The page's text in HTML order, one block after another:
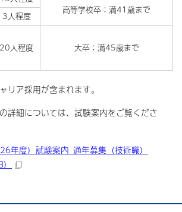
高等学校卒：満41歳まで
3人程度
20人程度 大卒：満45歳まで
リア採用が含まれます。
詳細については、試験案内をご覧くださ
年度）試験案内_通年募集（技術職）